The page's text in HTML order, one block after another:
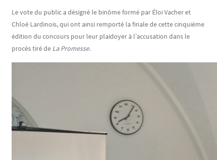
Le vote du public a désigné le binôme formé par Éloi Vacher et
Chloé Lardinois, qui ont ainsi remporté la finale de cette cinquième
édition du concours pour leur plaidoyer à l’accusation dans le
procès tiré de La Promesse.